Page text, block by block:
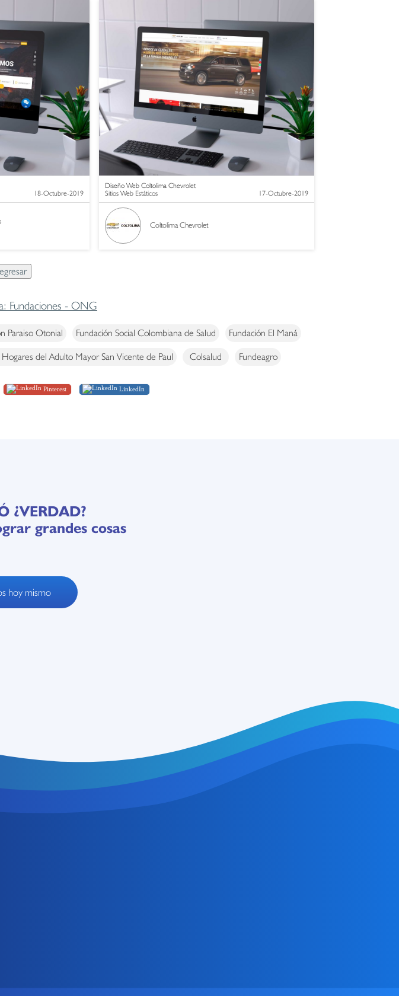
18-Octubre-2019
Diseño Web Coltolima Chevrolet
Sitios Web Estáticos
17-Octubre-2019
Coltolima Chevrolet
Fundaciones - ONG
Paraiso Otonial Fundación Social Colombiana de Salud Fundación El Maná
Hogares del Adulto Mayor San Vicente de Paul Colsalud Fundeagro
Pinterest LinkedIn
¿VERDAD?
grandes cosas
hoy mismo